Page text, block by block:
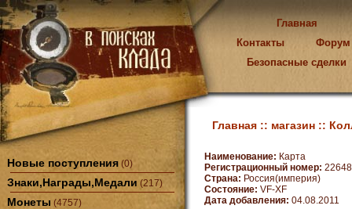
Главная
Контакты
Форум
Безопасные сделки
Новые поступления (0)
Знаки,Награды,Медали (217)
Монеты (4757)
Главная :: магазин ::
Наименование: Карта
Регистрационный номер:
Страна: Россия(империя)
Состояние: VF-XF
Дата добавления: 04.08.2011